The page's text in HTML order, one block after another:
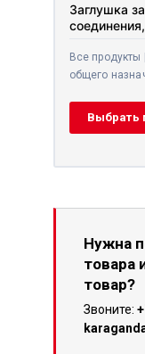
Заглушка
Все
общего
Выбрать
Нужна
товара
товар?
Звоните: